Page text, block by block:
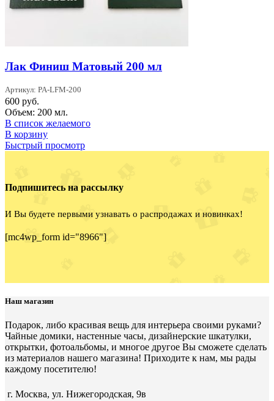
Лак Финиш Матовый 200 мл
Артикул: PA-LFM-200
600 руб.
Объем: 200 мл.
В список желаемого
В корзину
Быстрый просмотр
Подпишитесь на рассылку
И Вы будете первыми узнавать о распродажах и новинках!
[mc4wp_form id="8966"]
Наш магазин
Подарок, либо красивая вещь для интерьера своими руками?
Чайные домики, настенные часы, дизайнерские шкатулки,
открытки, фотоальбомы, и многое другое Вы сможете сделать
из материалов нашего магазина! Приходите к нам, мы рады
каждому посетителю!
г. Москва, ул. Нижегородская, 9в